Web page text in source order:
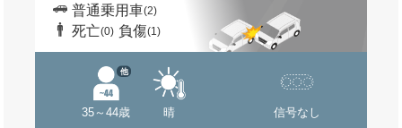
普通乗用車(2)
死亡(0) 負傷(1)
35～44歳
他
晴 信号なし